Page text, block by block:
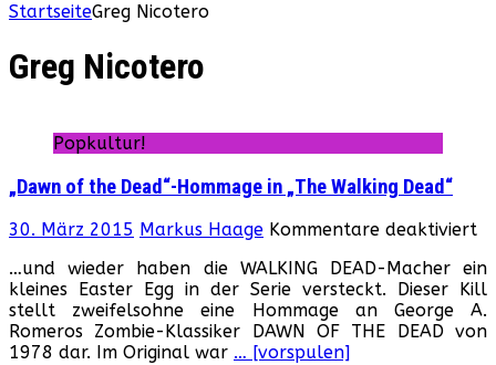
StartseiteGreg Nicotero
Greg Nicotero
Popkultur!
„Dawn of the Dead“-Hommage in „The Walking Dead“
30. März 2015 Markus Haage Kommentare deaktiviert
of
…und wieder haben die WALKING DEAD-Macher ein
kleines Easter Egg in der Serie versteckt. Dieser Kill
stellt zweifelsohne eine Hommage an George A.
Romeros Zombie-Klassiker DAWN OF THE DEAD von
1978 dar. Im Original war … [vorspulen]